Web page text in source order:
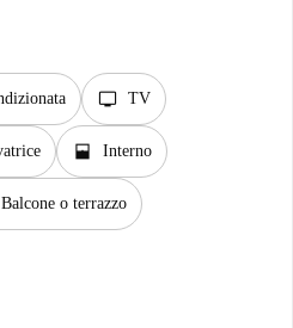
tv TV
window_open Interno
Balcone o terrazzo